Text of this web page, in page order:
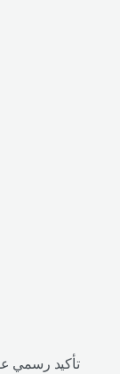
تأكيد رسمي